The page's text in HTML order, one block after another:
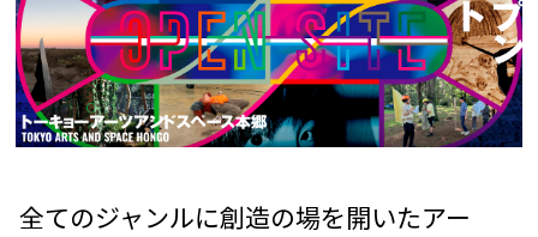
全てのジャンルに創造の場を開いたアー